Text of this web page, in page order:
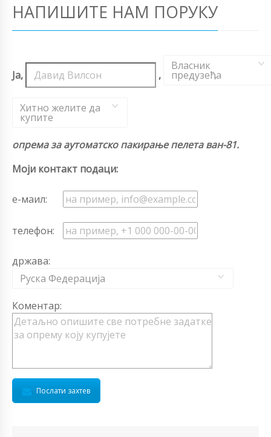
НАПИШИТЕ НАМ ПОРУКУ
Ја, ,
Власник
предузећа
,
Хитно желите да
купите
опрема за аутоматско пакирање пелета ван-81.
Моји контакт подаци:
е-маил:
телефон:
држава:
Руска Федерација
Коментар:
Послати захтев